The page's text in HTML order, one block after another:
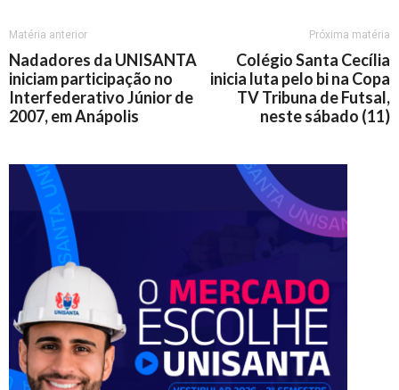
Matéria anterior
Nadadores da UNISANTA
iniciam participação no
Interfederativo Júnior de
2007, em Anápolis
Próxima matéria
Colégio Santa Cecília
inicia luta pelo bi na Copa
TV Tribuna de Futsal,
neste sábado (11)